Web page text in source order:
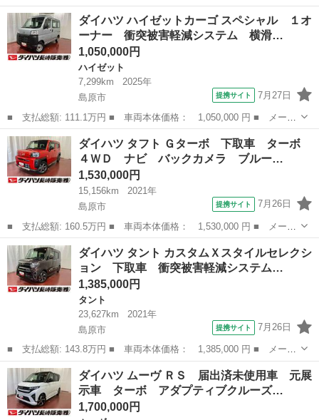
ー名： ダイハツ ■ 車種名： タント ■ グレード名： カスタム
ＲＳ 届出済未使用車 元展示車 衝突被害軽減システム 禁煙 両
側電動ス...
長崎 島原市 タント
ダイハツ ハイゼットカーゴ スペシャル １オ
ーナー 衝突被害軽減システム 横滑…
1,050,000円
ハイゼット
7,299km
2025年
島原市
提携サイト 7月27日
■ 支払総額: 111.1万円 ■ 車両本体価格： 1,050,000 円 ■ メーカ
ー名： ダイハツ ■ 車種名： ハイゼットカーゴ ■ グレード
名： スペシャル １オーナー 衝突被害軽減システム 横滑り防止
装置 オート...
長崎 島原市 ハイゼット
ダイハツ タフト Ｇターボ 下取車 ターボ
４ＷＤ ナビ バックカメラ ブルー…
1,530,000円
15,156km
2021年
島原市
提携サイト 7月26日
■ 支払総額: 160.5万円 ■ 車両本体価格： 1,530,000 円 ■ メーカ
ー名： ダイハツ ■ 車種名： タフト ■ グレード名： Ｇター
ボ 下取車 ターボ ４ＷＤ ナビ バックカメラ ブルートゥー
ス ＥＴＣ ...
長崎 島原市 ダイハツ
ダイハツ タント カスタムＸスタイルセレクシ
ョン 下取車 衝突被害軽減システム…
1,385,000円
タント
23,627km
2021年
島原市
提携サイト 7月26日
■ 支払総額: 143.8万円 ■ 車両本体価格： 1,385,000 円 ■ メーカ
ー名： ダイハツ ■ 車種名： タント ■ グレード名： カスタム
Ｘスタイルセレクション 下取車 衝突被害軽減システム ナビ 前
後ドラレ...
長崎 島原市 タント
ダイハツ ムーヴ ＲＳ 届出済未使用車 元展
示車 ターボ アダプティブクルーズ…
1,700,000円